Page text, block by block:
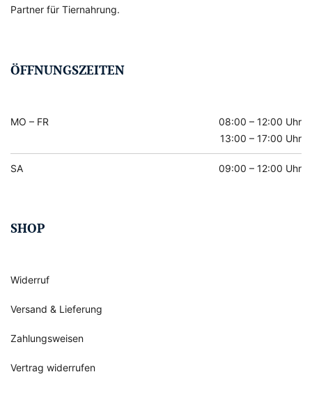
Partner für Tiernahrung.
ÖFFNUNGSZEITEN
MO – FR
08:00 – 12:00 Uhr
13:00 – 17:00 Uhr
SA 09:00 – 12:00 Uhr
SHOP
Widerruf
Versand & Lieferung
Zahlungsweisen
Vertrag widerrufen